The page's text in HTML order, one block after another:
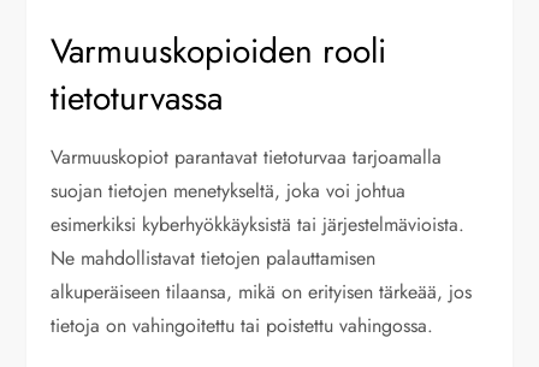
Varmuuskopioiden rooli
tietoturvassa
Varmuuskopiot parantavat tietoturvaa tarjoamalla
suojan tietojen menetykseltä, joka voi johtua
esimerkiksi kyberhyökkäyksistä tai järjestelmävioista.
Ne mahdollistavat tietojen palauttamisen
alkuperäiseen tilaansa, mikä on erityisen tärkeää, jos
tietoja on vahingoitettu tai poistettu vahingossa.